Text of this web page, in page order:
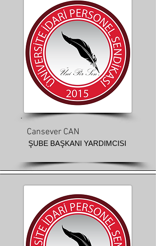
Cansever CAN
ŞUBE BAŞKANI YARDIMCISI